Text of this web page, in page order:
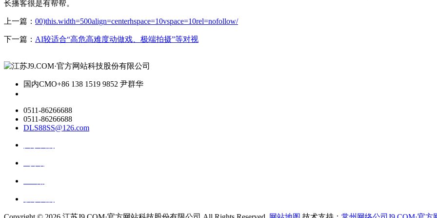
长播客很是有帮帮。
上一篇： 00)this.width=500align=centerhspace=10vspace=10rel=nofollow/
下一篇： AI较适合“高危高难度动做戏、极端拍摄”等对视
国内CMO+86 138 1519 9852 尹群华
0511-86266688
0511-86266688
DLS88SS@126.com